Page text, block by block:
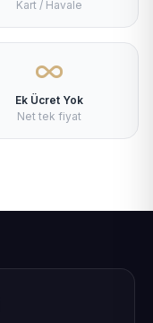
Kart / Havale
Ek Ücret Yok
Net tek fiyat